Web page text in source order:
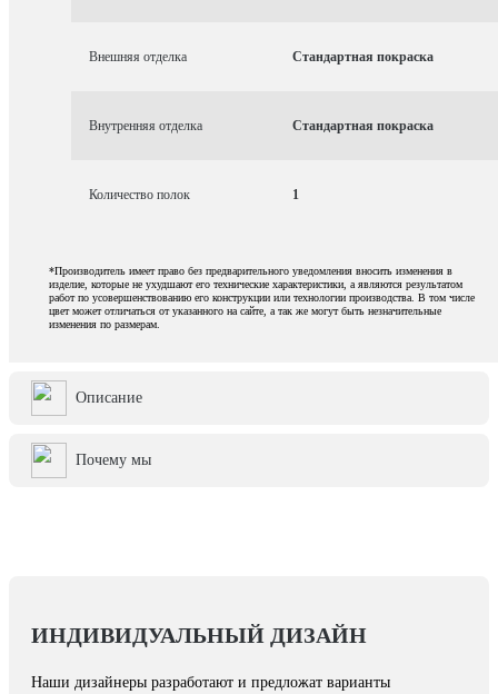
Внешняя отделка Стандартная покраска
Внутренняя отделка Стандартная покраска
Количество полок 1
*Производитель имеет право без предварительного уведомления вносить изменения в
изделие, которые не ухудшают его технические характеристики, а являются результатом
работ по усовершенствованию его конструкции или технологии производства. В том числе
цвет может отличаться от указанного на сайте, а так же могут быть незначительные
изменения по размерам.
Описание
Почему мы
ИНДИВИДУАЛЬНЫЙ ДИЗАЙН
Наши дизайнеры разработают и предложат варианты